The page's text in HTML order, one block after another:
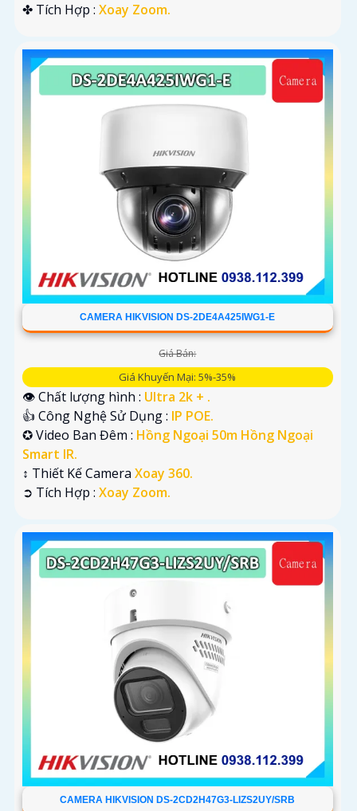
️✤ Tích Hợp : Xoay Zoom.
CAMERA HIKVISION DS-2DE4A425IWG1-E
Giá Bán:
Giá Khuyến Mại: 5%-35%
👁 Chất lượng hình : Ultra 2k + .
👍 Công Nghệ Sử Dụng : IP POE.
✪ Video Ban Đêm : Hồng Ngoại 50m Hồng Ngoại
Smart IR.
↕️ Thiết Kế Camera Xoay 360.
️➲ Tích Hợp : Xoay Zoom.
CAMERA HIKVISION DS-2CD2H47G3-LIZS2UY/SRB